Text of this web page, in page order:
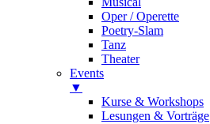
Oper / Operette
Poetry-Slam
Tanz
Theater
Events
▼
Kurse & Workshops
Lesungen & Vorträge